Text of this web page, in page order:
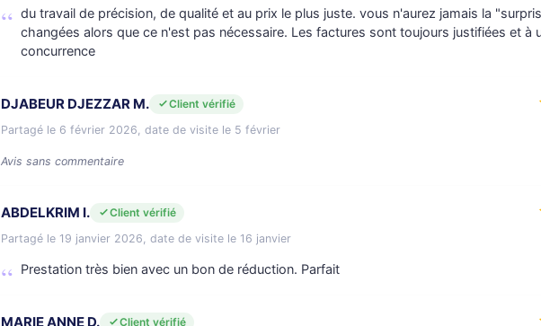
du travail de précision, de qualité et au prix le plus juste. vous n'aurez jamais la
changées alors que ce n'est pas nécessaire. Les factures sont toujours justifiées et à
concurrence
DJABEUR DJEZZAR M.
Client vérifié
Partagé le 6 février 2026, date de visite le 5 février
Avis sans commentaire
ABDELKRIM I.
Client vérifié
Partagé le 19 janvier 2026, date de visite le 16 janvier
Prestation très bien avec un bon de réduction. Parfait
MARIE ANNE D.
Client vérifié